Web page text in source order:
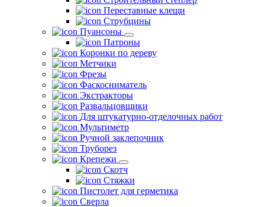
Переставные клещи
Струбцины
Пуансоны
Патроны
Коронки по дереву
Метчики
Фрезы
Фаскосниматель
Экстракторы
Развальцовщики
Для штукатурно-отделочных работ
Мультиметр
Ручной заклепочник
Труборез
Крепежи
Скотч
Стяжки
Пистолет для герметика
Сверла